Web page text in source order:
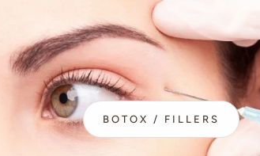
BOTOX / FILLERS